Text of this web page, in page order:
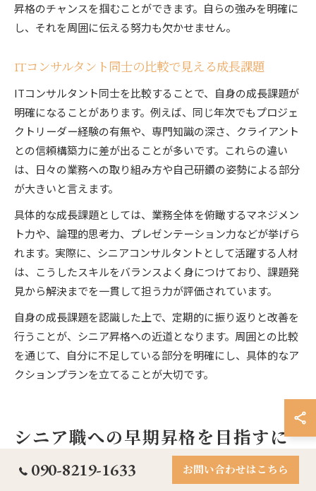
昇格のチャンスを掴むことができます。自らの強みを明確に
し、それを周囲に伝える努力も欠かせません。
ITコンサルタント同士の比較で見える成長課題
ITコンサルタント同士を比較することで、自身の成長課題が
明確になることがあります。例えば、同じ年次でもプロジェ
クトリーダー経験の有無や、専門知識の深さ、クライアント
との信頼構築力に差が出ることが多いです。これらの違い
は、日々の業務への取り組み方や自己研鑽の姿勢による部分
が大きいと言えます。
具体的な成長課題としては、業務全体を俯瞰するマネジメン
ト力や、論理的思考力、プレゼンテーション力などが挙げら
れます。実際に、シニアコンサルタントとして活躍する人材
は、こうしたスキルをバランスよく身につけており、課題発
見から解決までを一貫して担う力が評価されています。
自身の成長課題を認識した上で、定期的に振り返りと改善を
行うことが、シニア昇格への近道となります。周囲との比較
を通じて、自分に不足している部分を明確にし、具体的なア
クションプランを立てることが大切です。
シニア職への早期昇格を目指すに
090-8219-1633 お問い合わせはこちら